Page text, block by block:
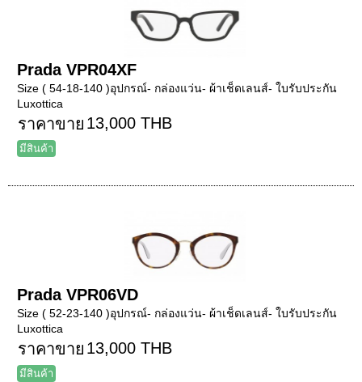
Prada VPR04XF
Size ( 54-18-140 )อุปกรณ์- กล่องแว่น- ผ้าเช็ดเลนส์- ใบรับประกัน
Luxottica
ราคาขาย 13,000 THB
มีสินค้า
Prada VPR06VD
Size ( 52-23-140 )อุปกรณ์- กล่องแว่น- ผ้าเช็ดเลนส์- ใบรับประกัน
Luxottica
ราคาขาย 13,000 THB
มีสินค้า